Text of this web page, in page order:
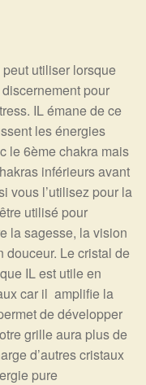
peut utiliser lorsque
pour
IL émane de ce
les énergies
le 6ème chakra mais
inférieurs avant
vous l’utilisez pour la
utilisé pour
la sagesse, la vision
douceur. Le cristal de
IL est utile en
car il amplifie la
de développer
grille aura plus de
d’autres cristaux
pure